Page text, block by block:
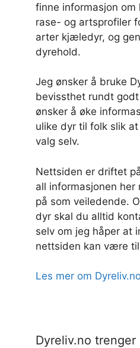
finne informasjon
rase- og artsprofiler
arter kjæledyr, og
dyrehold.
Jeg ønsker å bruke
bevissthet rundt
ønsker å øke
ulike dyr til folk slik
valg selv.
Nettsiden er driftet
all informasjonen her
på som veiledende.
dyr skal du alltid
selv om jeg håper at
nettsiden kan være
Les mer om
Dyreliv.no trenger